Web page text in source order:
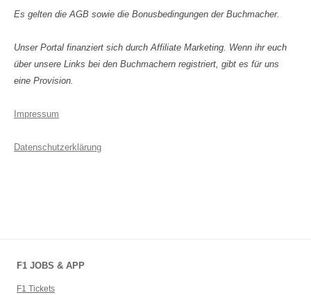
Es gelten die AGB sowie die Bonusbedingungen der Buchmacher.
Unser Portal finanziert sich durch Affiliate Marketing. Wenn ihr euch
über unsere Links bei den Buchmachern registriert, gibt es für uns
eine Provision.
Impressum
Datenschutzerklärung
F1 JOBS & APP
F1 Tickets